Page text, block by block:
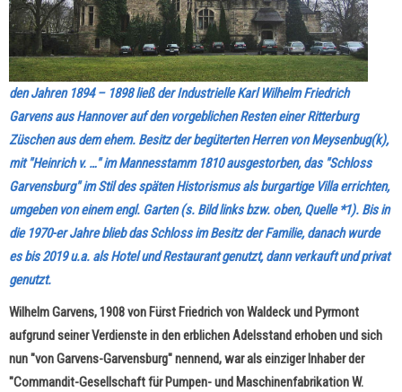
den Jahren 1894 – 1898 ließ der Industrielle Karl Wilhelm Friedrich
Garvens aus Hannover auf den vorgeblichen Resten einer Ritterburg
Züschen aus dem ehem. Besitz der begüterten Herren von Meysenbug(k),
mit "Heinrich v. …" im Mannesstamm 1810 ausgestorben, das "Schloss
Garvensburg" im Stil des späten Historismus als burgartige Villa errichten,
umgeben von einem engl. Garten (s. Bild links bzw. oben, Quelle *1). Bis in
die 1970-er Jahre blieb das Schloss im Besitz der Familie, danach wurde
es bis 2019 u.a. als Hotel und Restaurant genutzt, dann verkauft und privat
genutzt.
Wilhelm Garvens, 1908 von Fürst Friedrich von Waldeck und Pyrmont
aufgrund seiner Verdienste in den erblichen Adelsstand erhoben und sich
nun "von Garvens-Garvensburg" nennend, war als einziger Inhaber der
"Commandit-Gesellschaft für Pumpen- und Maschinenfabrikation W.